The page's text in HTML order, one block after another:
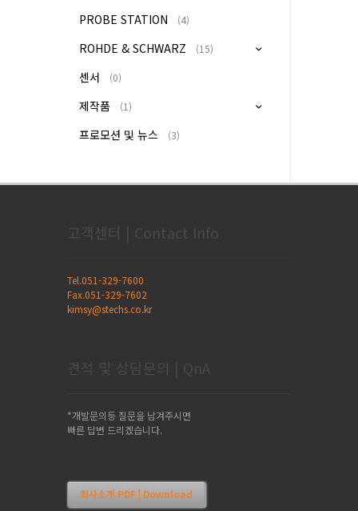
PROBE STATION (4)
ROHDE & SCHWARZ (15)
센서 (0)
제작품 (1)
프로모션 및 뉴스 (3)
고객센터 | Contact Info
Tel.051-329-7600
Fax.051-329-7602
kimsy@stechs.co.kr
견적 및 상담문의 | QnA
*개발문의등 질문을 남겨주시면
빠른 답변 드리겠습니다.
회사소개 PDF | Download